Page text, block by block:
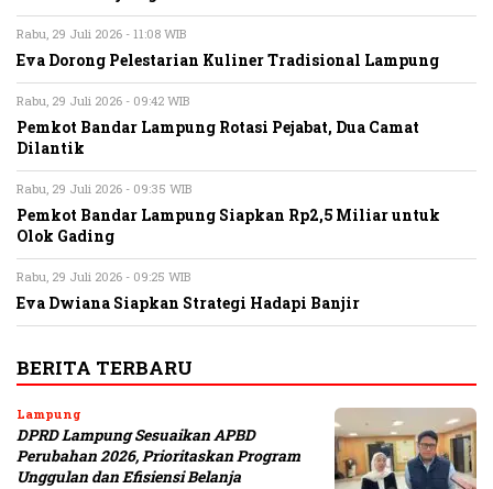
Rabu, 29 Juli 2026 - 11:08 WIB
Eva Dorong Pelestarian Kuliner Tradisional Lampung
Rabu, 29 Juli 2026 - 09:42 WIB
Pemkot Bandar Lampung Rotasi Pejabat, Dua Camat
Dilantik
Rabu, 29 Juli 2026 - 09:35 WIB
Pemkot Bandar Lampung Siapkan Rp2,5 Miliar untuk
Olok Gading
Rabu, 29 Juli 2026 - 09:25 WIB
Eva Dwiana Siapkan Strategi Hadapi Banjir
BERITA TERBARU
Lampung
DPRD Lampung Sesuaikan APBD
Perubahan 2026, Prioritaskan Program
Unggulan dan Efisiensi Belanja